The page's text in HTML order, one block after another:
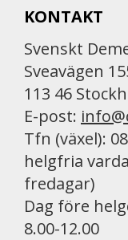
KONTAKT
Svenskt
Sveavägen
113 46
E-post:
Tfn (växel):
helgfria
fredagar)
Dag före
8.00-12.00